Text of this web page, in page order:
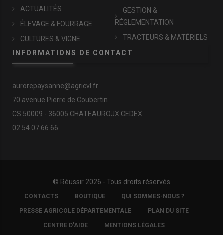
ACTUALITÉS
ÉLEVAGE & FOURRAGE
CULTURES & VIGNE
GESTION &
RÉGLEMENTATION
TRACTEURS & MATÉRIELS
INFORMATIONS DE CONTACT
aurorepaysanne@agricvl.fr
70 avenue Pierre de Coubertin
CS 50009 - 36005 CHATEAUROUX CEDEX
02.54.07.66.66
© Réussir 2026 - Tous droits réservés
FOOTER
COPYRIGHT
CONTACTS BOUTIQUE QUI SOMMES-NOUS ?
PRESSE AGRICOLE DÉPARTEMENTALE PLAN DU SITE
CENTRE D'AIDE MENTIONS LÉGALES